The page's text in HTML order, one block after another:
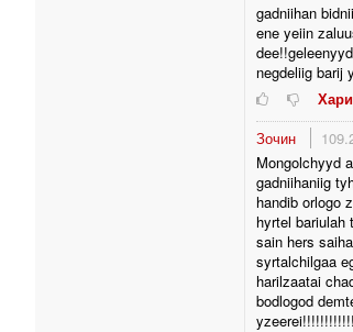
gadniihan
ene yeiin
negdeliig barij
Зочин
Mongolchyyd
gadniihaniig
handib orlogo
hyrtel bariulah
sain hers
syrtalchilgaa
harilzaatai
bodlogod